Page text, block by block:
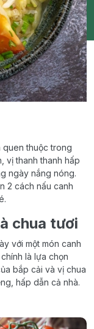
quen thuộc trong
vị thanh thanh hấp
ngày nắng nóng.
2 cách nấu canh
chua tươi
với một món canh
là lựa chọn
bắp cải và vị chua
hấp dẫn cả nhà.